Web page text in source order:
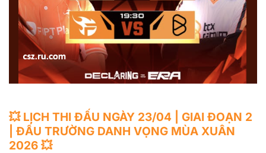
💥 LỊCH THI ĐẤU NGÀY 23/04 | GIAI ĐOẠN 2
| ĐẤU TRƯỜNG DANH VỌNG MÙA XUÂN
2026 💥